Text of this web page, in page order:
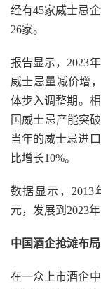
经有45家威士忌
26家。
报告显示，2023
威士忌量减价增
体步入调整期。
国威士忌产能突
当年的威士忌进
比增长10%。
数据显示，2013
元，发展到2023
中国酒企抢滩布局
在一众上市酒企